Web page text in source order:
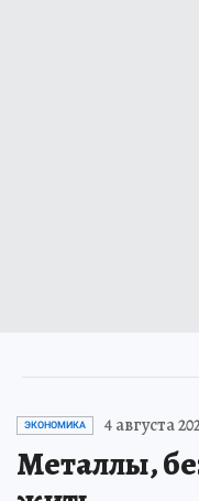
ЭКОНОМИКА 4 августа
Металлы,